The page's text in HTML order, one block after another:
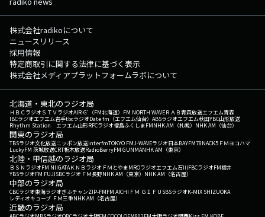
株式会社radikoについて
ニュースリリース
採用情報
特定商取引に関する法律に基づく表示
株式会社メディアプラットフォームラボについて
北海道・東北のラジオ局
ＨＢＣラジオＳＴＶラジオAIR-G'（FM北海道） FM NORTH WAVEＲＡＢ青森放送エフエム青森
IBCラジオエフエム岩手tbcラジオDate fm（エフエム仙台） ABSラジオエフエム秋田YBC山形放送
Rhythm Station エフエム山形RFCラジオ福島ふくしまFMNHK AM（札幌） NHK AM（仙台）
関東のラジオ局
TBSラジオ文化放送ニッポン放送interfmTOKYO FMJ-WAVEラジオ日本BAYFM78NACK5 ＦＭヨコハマ
LuckyFM 茨城放送CRT栃木放送RadioBerryFM GUNMANHK AM（東京）
北陸・甲信越のラジオ局
ＢＳＮラジオFM NIIGATAＫＮＢラジオ ＦＭとやまMROラジオエフエム石川FBCラジオFM福井
YBSラジオFM FUJISBCラジオ ＦＭ長野NHK AM（東京） NHK AM（名古屋）
中部のラジオ局
CBCラジオ東海ラジオぎふチャンZIP-FMFM AICHI ＦＭ ＧＩＦＵ SBSラジオK-MIX SHIZUOKA
レディオキューブ ＦＭ三重NHK AM（名古屋）
近畿のラジオ局